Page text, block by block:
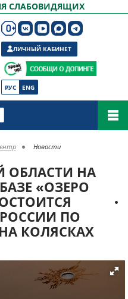
СЛАБОВИДЯЩИХ
РУС ENG
ЛИЧНЫЙ КАБИНЕТ
Новости
ОБЛАСТИ НА
«ОЗЕРО
ПО
КОЛЯСКАХ